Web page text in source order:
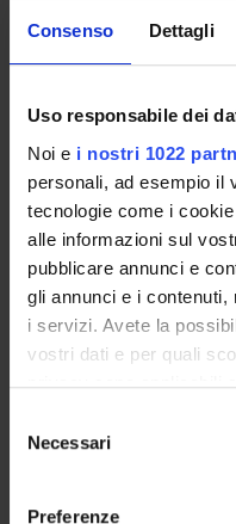
Consenso Dettagli
Uso responsabile dei
Noi e i nostri 1022
personali, ad esempio il
tecnologie come i
alle informazioni sul
pubblicare annunci e
gli annunci e i
i servizi. Avete la
vostri dati e per quali
privacy sono applicabili
modificare o revocare il
momento dalla
delNecessari
Preferenze
RESEARCH INTERESTS
ACTIVITIES
RESEARCH AREAS
RESEARCH GROUPS
SECTIONS
PHD PROGRAMMES